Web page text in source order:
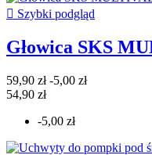
 Szybki podgląd
Głowica SKS
59,90 zł -5,00 zł
54,90 zł
-5,00 zł